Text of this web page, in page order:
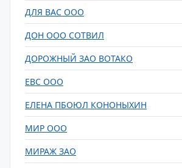
ДЛЯ ВАС ООО
ДОН ООО СОТВИЛ
ДОРОЖНЫЙ ЗАО ВОТАКО
ЕВС ООО
ЕЛЕНА ПБОЮЛ КОНОНЫХИН
МИР ООО
МИРАЖ ЗАО